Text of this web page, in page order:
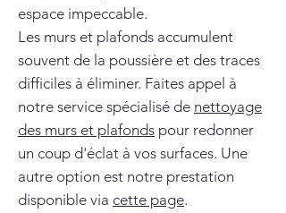
espace impeccable.
Les murs et plafonds accumulent
souvent de la poussière et des traces
difficiles à éliminer. Faites appel à
notre service spécialisé de nettoyage
des murs et plafonds pour redonner
un coup d'éclat à vos surfaces. Une
autre option est notre prestation
disponible via cette page.